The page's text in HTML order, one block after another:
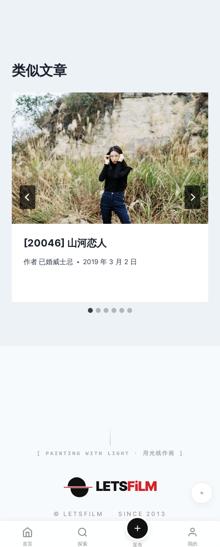
类似文章
[20046] 山河恋人
作者 已婚威士忌 2019 年 3 月 2 日
[ PAINTING WITH LIGHT · 用光线作画 ]
LETSFiLM
© LETSFILM SINCE 2013
首页 探索 发布 我的